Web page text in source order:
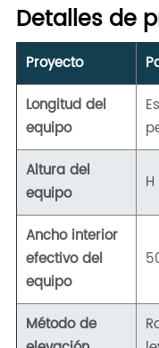
Detalles de
Proyecto
Longitud del
equipo
Altura del
equipo
Ancho interior
efectivo del
equipo
Método de